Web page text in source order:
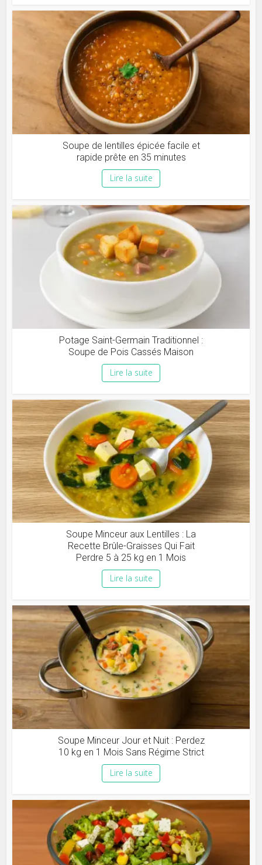
Soupe de lentilles épicée facile et
rapide prête en 35 minutes
Lire la suite
Potage Saint-Germain Traditionnel :
Soupe de Pois Cassés Maison
Lire la suite
Soupe Minceur aux Lentilles : La
Recette Brûle-Graisses Qui Fait
Perdre 5 à 25 kg en 1 Mois
Lire la suite
Soupe Minceur Jour et Nuit : Perdez
10 kg en 1 Mois Sans Régime Strict
Lire la suite